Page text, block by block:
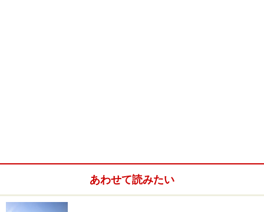
iPodやiPhoneも接続可能
あわせて読みたい